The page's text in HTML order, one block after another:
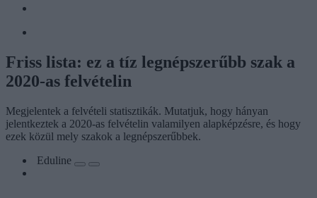
Friss lista: ez a tíz legnépszerűbb szak a
2020-as felvételin
Megjelentek a felvételi statisztikák. Mutatjuk, hogy hányan
jelentkeztek a 2020-as felvételin valamilyen alapképzésre, és hogy
ezek közül mely szakok a legnépszerűbbek.
Eduline